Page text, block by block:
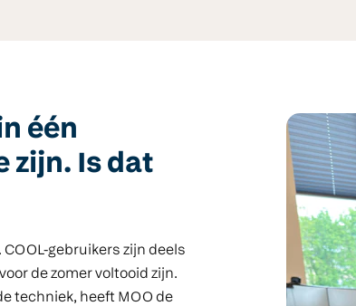
één
zijn. Is dat
COOL-gebruikers zijn deels
de zomer voltooid zijn.
techniek, heeft MOO de